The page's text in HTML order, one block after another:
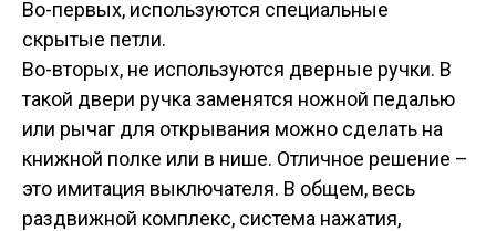
Во-первых, используются специальные
скрытые петли.
Во-вторых, не используются дверные ручки. В
такой двери ручка заменятся ножной педалью
или рычаг для открывания можно сделать на
книжной полке или в нише. Отличное решение –
это имитация выключателя. В общем, весь
раздвижной комплекс, система нажатия,